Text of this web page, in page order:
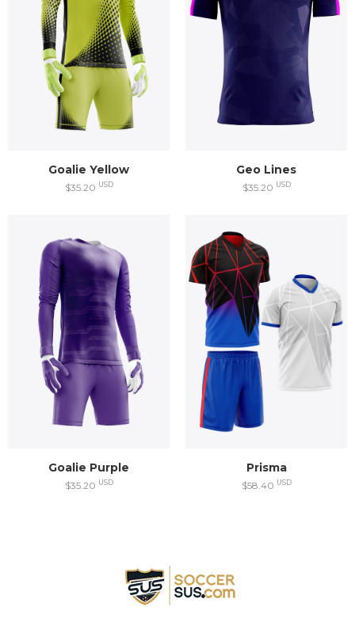
Goalie Yellow
$35.20 USD
Geo Lines
$35.20 USD
Goalie Purple
$35.20 USD
Prisma
$58.40 USD